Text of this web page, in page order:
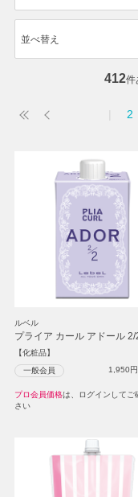
並べ替え
412件
2
ルベル
プライア カール アドール 2/
【化粧品】
一般会員 1,950
プロ会員価格は、ログインしてご
さい